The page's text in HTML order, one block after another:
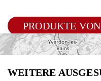
PRODUKTE
WEITERE